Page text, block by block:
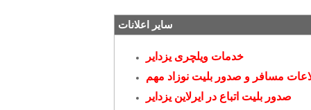
سایر اعلانات
خدمات ویلچری یزدایر
مسافر و صدور بلیت نوزاد مهم
صدور بلیت اتباع در ایرلاین یزدایر